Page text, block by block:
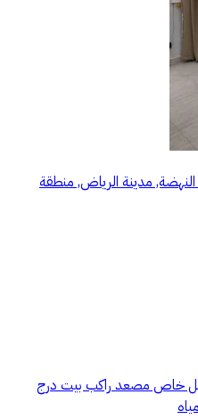
في شارع 25410072, حي النهضة, مدينة الرياض, منطقة
خاص مصعد راكب بيت درج